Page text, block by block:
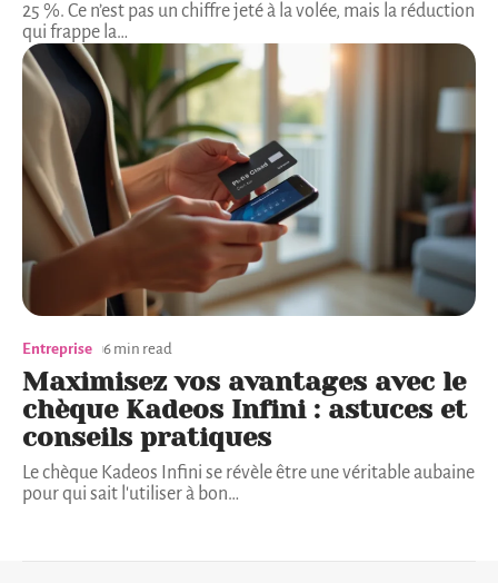
25 %. Ce n’est pas un chiffre jeté à la volée, mais la réduction
qui frappe la…
Entreprise 6 min read
Maximisez vos avantages avec le
chèque Kadeos Infini : astuces et
conseils pratiques
Le chèque Kadeos Infini se révèle être une véritable aubaine
pour qui sait l'utiliser à bon…